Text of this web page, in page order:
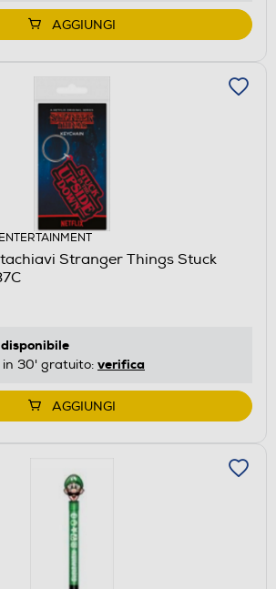
AGGIUNGI
Stranger Things Stuck
disponibile
in 30' gratuito: verifica
AGGIUNGI